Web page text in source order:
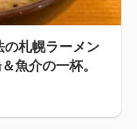
の札幌ラーメン
魚介の一杯。